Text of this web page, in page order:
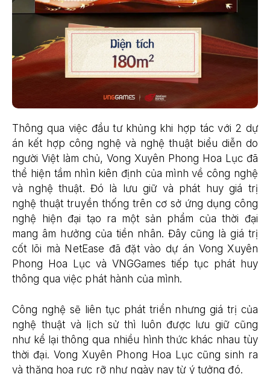
Thông qua việc đầu tư khủng khi hợp tác với 2 dự
án kết hợp công nghệ và nghệ thuật biểu diễn do
người Việt làm chủ, Vong Xuyên Phong Hoa Lục đã
thể hiện tầm nhìn kiên định của mình về công nghệ
và nghệ thuật. Đó là lưu giữ và phát huy giá trị
nghệ thuật truyền thống trên cơ sở ứng dụng công
nghệ hiện đại tạo ra một sản phẩm của thời đại
mang âm hưởng của tiền nhân. Đây cũng là giá trị
cốt lõi mà NetEase đã đặt vào dự án Vong Xuyên
Phong Hoa Lục và VNGGames tiếp tục phát huy
thông qua việc phát hành của mình.
Công nghệ sẽ liên tục phát triển nhưng giá trị của
nghệ thuật và lịch sử thì luôn được lưu giữ cũng
như kể lại thông qua nhiều hình thức khác nhau tùy
thời đại. Vong Xuyên Phong Hoa Lục cũng sinh ra
và thăng hoa rực rỡ như ngày nay từ ý tưởng đó.